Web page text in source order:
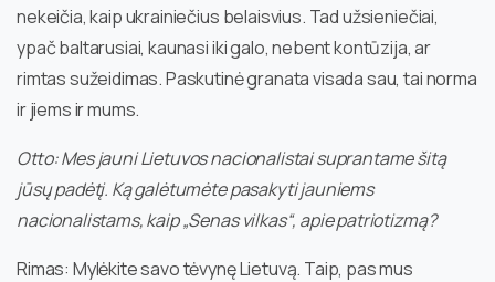
nekeičia, kaip ukrainiečius belaisvius. Tad užsieniečiai,
ypač baltarusiai, kaunasi iki galo, nebent kontūzija, ar
rimtas sužeidimas. Paskutinė granata visada sau, tai norma
ir jiems ir mums.
Otto: Mes jauni Lietuvos nacionalistai suprantame šitą
jūsų padėtį. Ką galėtumėte pasakyti jauniems
nacionalistams, kaip „Senas vilkas“, apie patriotizmą?
Rimas: Mylėkite savo tėvynę Lietuvą. Taip, pas mus